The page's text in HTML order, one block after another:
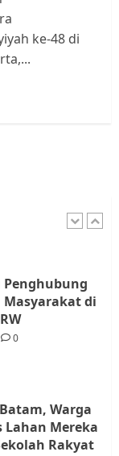
ke-48 di
BP Batam
Tanah
RT dan
Penghubung
di
0
Warga
Lahan Mereka
Rakyat